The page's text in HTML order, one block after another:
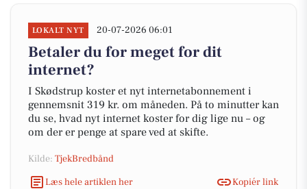
LOKALT NYT 20-07-2026 06:01
Betaler du for meget for dit
internet?
I Skødstrup koster et nyt internetabonnement i
gennemsnit 319 kr. om måneden. På to minutter kan
du se, hvad nyt internet koster for dig lige nu – og
om der er penge at spare ved at skifte.
Kilde: TjekBredbånd
Læs hele artiklen her
Kopiér link